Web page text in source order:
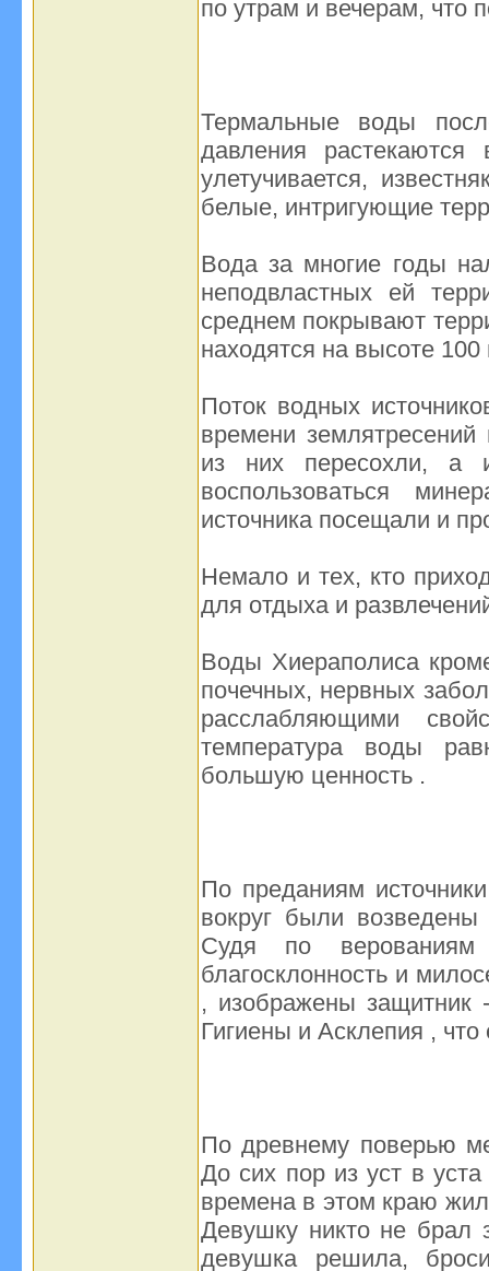
по утрам и вечерам, что
Термальные воды
давления
улетучивается,
белые, интригующие
Вода за многие годы
неподвластных ей
среднем покрывают
находятся на высоте
Поток водных
времени
из них пересохли,
воспользоваться
источника посещали и
Немало и тех, кто
для отдыха и
Воды Хиераполиса
почечных, нервных
расслабляющими
температура воды
большую ценность .
По преданиям
вокруг были
Судя по
благосклонность и
, изображены защитник
Гигиены и Асклепия ,
По древнему поверью
До сих пор из уст в
времена в этом краю
Девушку никто не брал
девушка решила,